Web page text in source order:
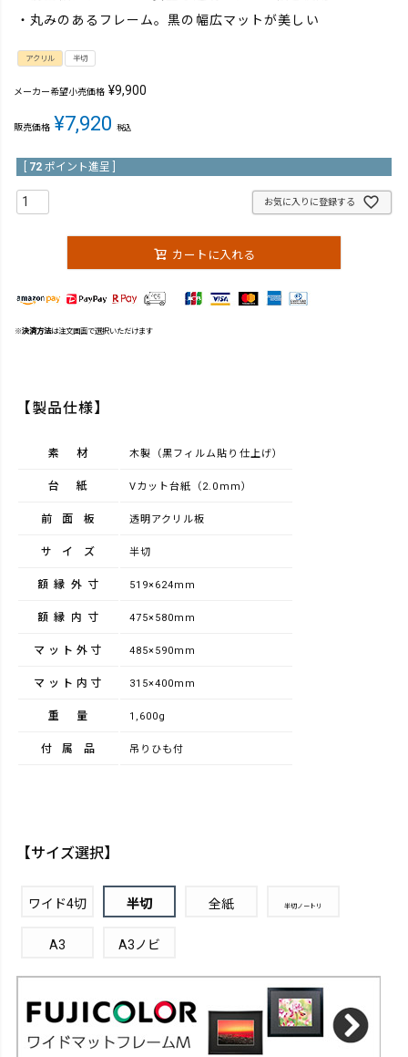
・丸みのあるフレーム。黒の幅広マットが美しい
アクリル 半切
メーカー希望小売価格 ¥9,900
販売価格 ¥7,920 税込
72 ポイント進呈 ]
お気に入りに登録する
カートに入れる
※決済方法は注文画面で選択いただけます
【製品仕様】
素材 木製（黒フィルム貼り仕上げ）
台紙 Vカット台紙（2.0mm）
前面板 透明アクリル板
サイズ 半切
額縁外寸 519×624mm
額縁内寸 475×580mm
マット外寸 485×590mm
マット内寸 315×400mm
重量 1,600g
付属品 吊りひも付
【サイズ選択】
ワイド4切 半切 全紙 半切ノートリ
A3 A3ノビ